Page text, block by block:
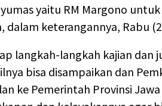
yaitu RM Margono
dalam keterangannya, Rabu
langkah-langkah kajian dan
bisa disampaikan dan
ke Pemerintah Provinsi